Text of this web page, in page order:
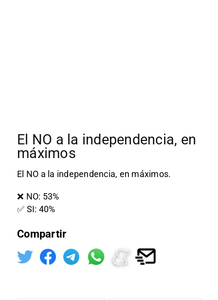
El NO a la independencia, en
máximos
El NO a la independencia, en máximos.
❌ NO: 53%
✅ SI: 40%
Compartir